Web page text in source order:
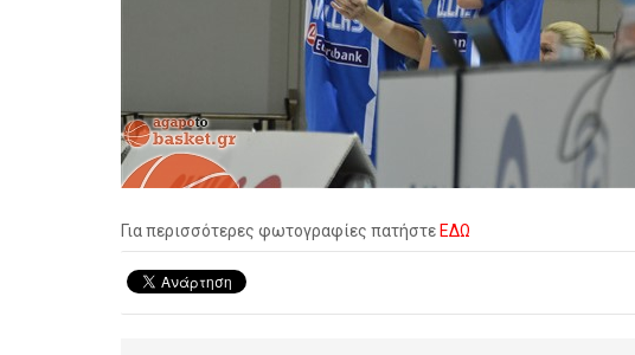
Για περισσότερες φωτογραφίες πατήστε ΕΔΩ